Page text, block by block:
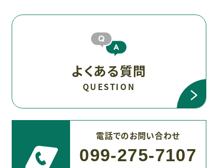
よくある質問
QUESTION
電話でのお問い合わせ
099-275-7107